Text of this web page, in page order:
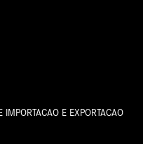
E EXPORTACAO